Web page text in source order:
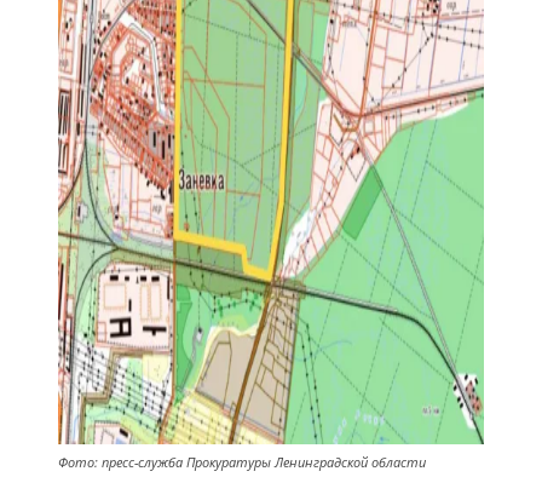
Фото: пресс-служба Прокуратуры Ленинградской области